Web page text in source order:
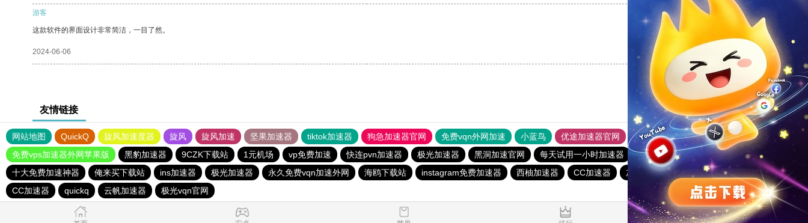
游客
这款软件的界面设计非常简洁，一目了然。
2024-06-06 支持 反对 [0]
友情链接
网站地图 QuickQ 旋风加速度器 旋风 旋风加速 坚果加速器 tiktok加速器 狗急加速器官网 免费vqn外网加速 小蓝鸟 优途加速器官网 风驰加速器 旋风加速器
八戒看书
免费vps加速器外网苹果版
黑豹加速器 9CZK下载站 1元机场 vp免费加速 快连pvn加速器 极光加速器 黑洞加速官网 每天试用一小时加速器 outline
黑洞vqn加速
十大免费加速神器
俺来买下载站 ins加速器 极光加速器 永久免费vqn加速外网 海鸥下载站 instagram免费加速器 西柚加速器 CC加速器 加速器哪个好用
极光加速器
CC加速器
quickq 云帆加速器 极光vqn官网